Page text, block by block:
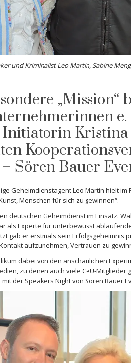
und Kriminalist Leo Martin, Sabine
„Mission“
e.
Kristina
Sören Bauer
Geheimdienstagent Leo Martin hielt im
Menschen für sich zu gewinnen“.
deutschen Geheimdienst im Einsatz.
als Experte für unterbewusst
gab er erstmals sein Erfolgsgeheimnis
aufzunehmen, Vertrauen zu
dabei von den anschaulichen
zu denen auch viele CeU-
der Speakers Night von Sören Bauer